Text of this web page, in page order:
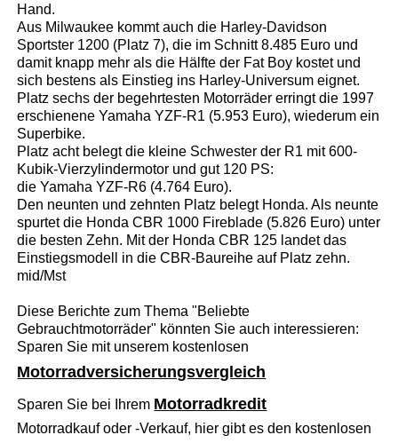
Hand.
Aus Milwaukee kommt auch die Harley-Davidson
Sportster 1200 (Platz 7), die im Schnitt 8.485 Euro und
damit knapp mehr als die Hälfte der Fat Boy kostet und
sich bestens als Einstieg ins Harley-Universum eignet.
Platz sechs der begehrtesten Motorräder erringt die 1997
erschienene Yamaha YZF-R1 (5.953 Euro), wiederum ein
Superbike.
Platz acht belegt die kleine Schwester der R1 mit 600-
Kubik-Vierzylindermotor und gut 120 PS:
die Yamaha YZF-R6 (4.764 Euro).
Den neunten und zehnten Platz belegt Honda. Als neunte
spurtet die Honda CBR 1000 Fireblade (5.826 Euro) unter
die besten Zehn. Mit der Honda CBR 125 landet das
Einstiegsmodell in die CBR-Baureihe auf Platz zehn.
mid/Mst
Diese Berichte zum Thema "Beliebte
Gebrauchtmotorräder" könnten Sie auch interessieren:
Sparen Sie mit unserem kostenlosen
Motorradversicherungsvergleich
Sparen Sie bei Ihrem Motorradkredit
Motorradkauf oder -Verkauf, hier gibt es den kostenlosen